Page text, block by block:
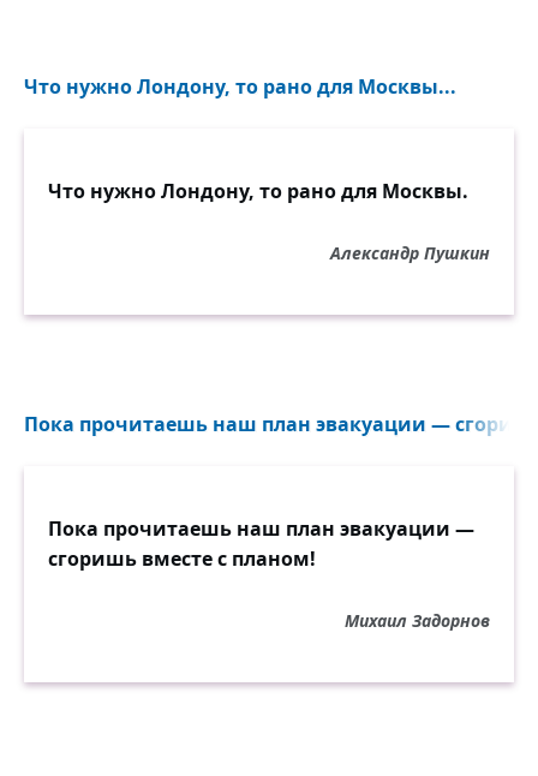
Что нужно Лондону, то рано для Москвы...
Что нужно Лондону, то рано для Москвы.
Александр Пушкин
Пока прочитаешь наш план эвакуации —
Пока прочитаешь наш план эвакуации —
сгоришь вместе с планом!
Михаил Задорнов